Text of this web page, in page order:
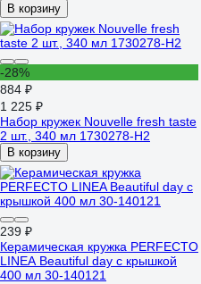
В корзину
-28%
884 ₽
1 225 ₽
Набор кружек Nouvelle fresh taste
2 шт., 340 мл 1730278-Н2
В корзину
239 ₽
Керамическая кружка PERFECTO
LINEA Beautiful day с крышкой
400 мл 30-140121